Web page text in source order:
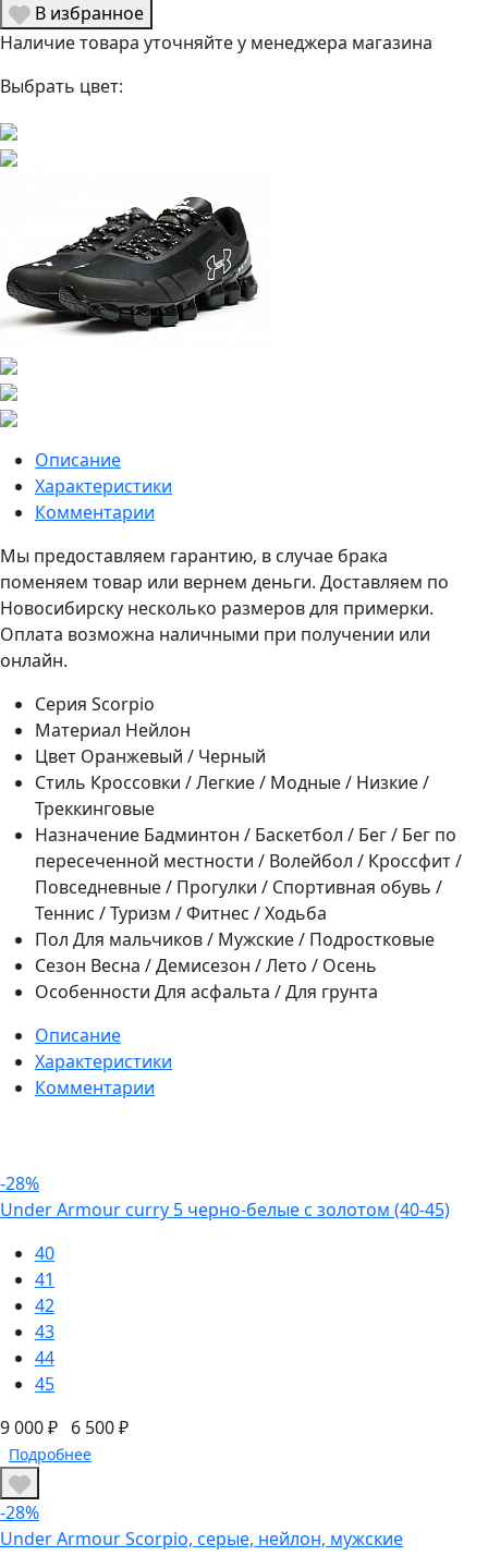
В избранное
Наличие товара уточняйте у менеджера магазина
Выбрать цвет:
Описание
Характеристики
Комментарии
Мы предоставляем гарантию, в случае брака
поменяем товар или вернем деньги. Доставляем по
Новосибирску несколько размеров для примерки.
Оплата возможна наличными при получении или
онлайн.
Серия Scorpio
Материал Нейлон
Цвет Оранжевый / Черный
Стиль Кроссовки / Легкие / Модные / Низкие /
Треккинговые
Назначение Бадминтон / Баскетбол / Бег / Бег по
пересеченной местности / Волейбол / Кроссфит /
Повседневные / Прогулки / Спортивная обувь /
Теннис / Туризм / Фитнес / Ходьба
Пол Для мальчиков / Мужские / Подростковые
Сезон Весна / Демисезон / Лето / Осень
Особенности Для асфальта / Для грунта
Описание
Характеристики
Комментарии
-28%
Under Armour curry 5 черно-белые с золотом (40-45)
40
41
42
43
44
45
9 000 ₽ 6 500 ₽
Подробнее
-28%
Under Armour Scorpio, серые, нейлон, мужские